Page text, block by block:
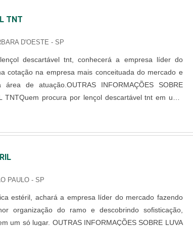
TNT
D'OESTE - SP
descartável tnt, conhecerá a empresa líder do
cotação na empresa mais conceituada do mercado e
de atuação.OUTRAS INFORMAÇÕES SOBRE
TNTQuem procura por lençol descartável tnt em uma
o site da Best Fabril. Empresa especializada em
maca e gorro odontológico descartável, oferecendo
para o cliente final.Sem trocar o foco sobre lençol
e excelente custo-benefício, pequenos detalhes,
Esse tipo de cuidado ajuda a garantir a qualidade e
além de evitar prejuízos com substituições frequentes
com suas funções adequadamente. Assim, é
PAULO - SP
estéril, achará a empresa líder do mercado fazendo
organização do ramo e descobrindo sofisticação,
um só lugar. OUTRAS INFORMAÇÕES SOBRE LUVA